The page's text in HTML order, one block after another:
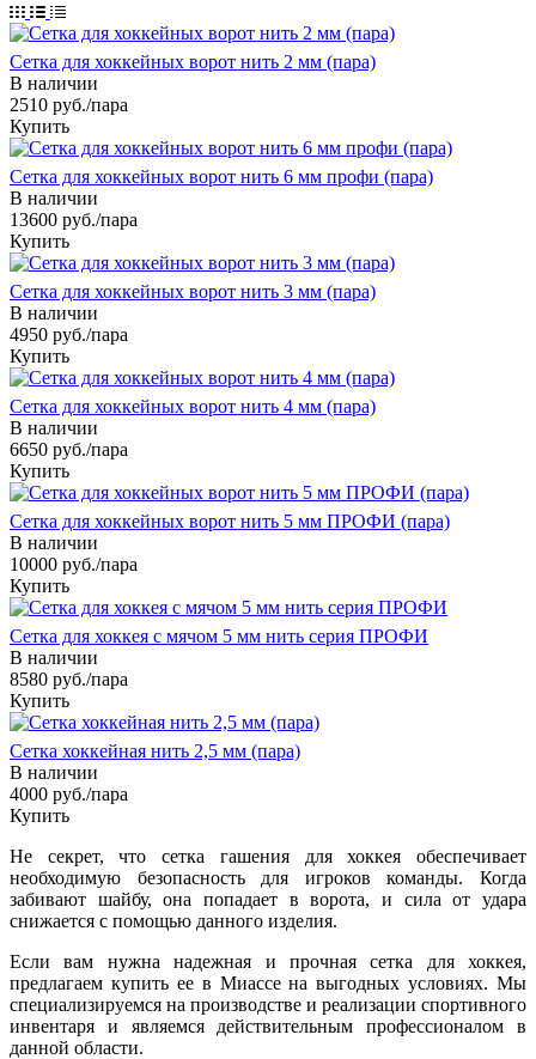
Сетка для хоккейных ворот нить 2 мм (пара)
В наличии
2510 руб./пара
Купить
Сетка для хоккейных ворот нить 6 мм профи (пара)
В наличии
13600 руб./пара
Купить
Сетка для хоккейных ворот нить 3 мм (пара)
В наличии
4950 руб./пара
Купить
Сетка для хоккейных ворот нить 4 мм (пара)
В наличии
6650 руб./пара
Купить
Сетка для хоккейных ворот нить 5 мм ПРОФИ (пара)
В наличии
10000 руб./пара
Купить
Сетка для хоккея с мячом 5 мм нить серия ПРОФИ
В наличии
8580 руб./пара
Купить
Сетка хоккейная нить 2,5 мм (пара)
В наличии
4000 руб./пара
Купить
Не секрет, что сетка гашения для хоккея обеспечивает
необходимую безопасность для игроков команды. Когда
забивают шайбу, она попадает в ворота, и сила от удара
снижается с помощью данного изделия.
Если вам нужна надежная и прочная сетка для хоккея,
предлагаем купить ее в Миассе на выгодных условиях. Мы
специализируемся на производстве и реализации спортивного
инвентаря и являемся действительным профессионалом в
данной области.